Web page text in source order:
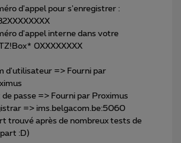
d'appel pour s'enregistrer :
d'appel interne dans votre
0XXXXXXXX
d'utilisateur => Fourni par
de passe => Fourni par Proximus
=> ims.belgacom.be:5060
trouvé après de nombreux tests de
:D)